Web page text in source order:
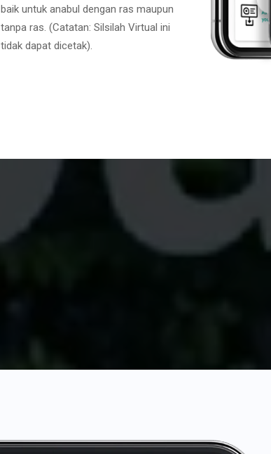
baik untuk anabul dengan ras maupun
tanpa ras. (Catatan: Silsilah Virtual ini
tidak dapat dicetak).